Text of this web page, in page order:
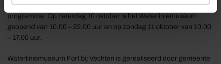
speciaal voor het openingsweekend extra activiteiten op het
programma. Op zaterdag 10 oktober is het Waterliniemuseum
geopend van 10.00 – 22.00 uur en op zondag 11 oktober van 10.00
– 17.00 uur.
Waterliniemuseum Fort bij Vechten is gerealiseerd door gemeente